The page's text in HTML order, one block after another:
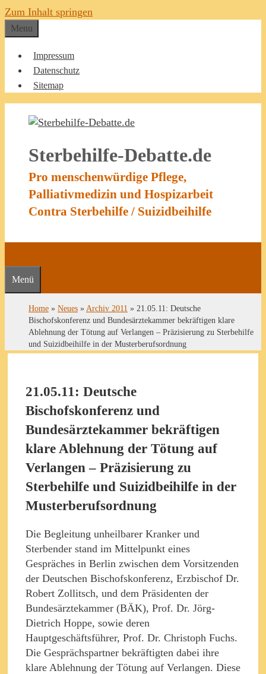
Zum Inhalt springen
Menu
Impressum
Datenschutz
Sitemap
Sterbehilfe-Debatte.de
Pro menschenwürdige Pflege,
Palliativmedizin und Hospizarbeit
Contra Sterbehilfe / Suizidbeihilfe
Menü
Home » Neues » Archiv 2011 » 21.05.11: Deutsche
Bischofskonferenz und Bundesärztekammer bekräftigen klare
Ablehnung der Tötung auf Verlangen – Präzisierung zu Sterbehilfe
und Suizidbeihilfe in der Musterberufsordnung
21.05.11: Deutsche
Bischofskonferenz und
Bundesärztekammer bekräftigen
klare Ablehnung der Tötung auf
Verlangen – Präzisierung zu
Sterbehilfe und Suizidbeihilfe in der
Musterberufsordnung
Die Begleitung unheilbarer Kranker und
Sterbender stand im Mittelpunkt eines
Gespräches in Berlin zwischen dem Vorsitzenden
der Deutschen Bischofskonferenz, Erzbischof Dr.
Robert Zollitsch, und dem Präsidenten der
Bundesärztekammer (BÄK), Prof. Dr. Jörg-
Dietrich Hoppe, sowie deren
Hauptgeschäftsführer, Prof. Dr. Christoph Fuchs.
Die Gesprächspartner bekräftigten dabei ihre
klare Ablehnung der Tötung auf Verlangen. Diese